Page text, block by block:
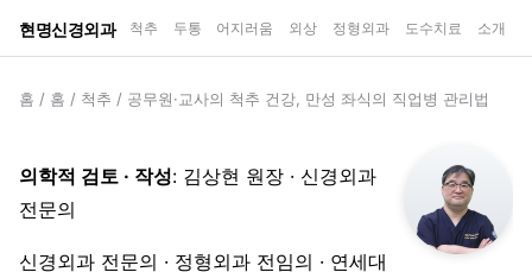
현명신경외과 척추 두통 어지러움 외상 정형외과 도수치료 소개
홈 / 홈 / 척추 / 공무원·교사의 척추 건강, 만성 좌식의 직업병 관리법
의학적 검토 · 작성: 김상현 원장 · 신경외과
전문의
신경외과 전문의 · 정형외과 전임의 · 연세대